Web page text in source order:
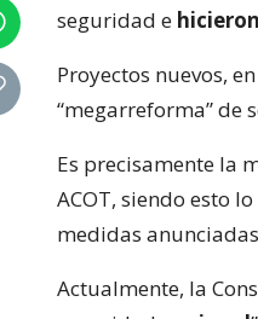
seguridad e
Proyectos nuevos,
“megarreforma” de
Es precisamente la
ACOT, siendo esto
medidas
Actualmente, la